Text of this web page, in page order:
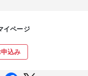
イページ
込み